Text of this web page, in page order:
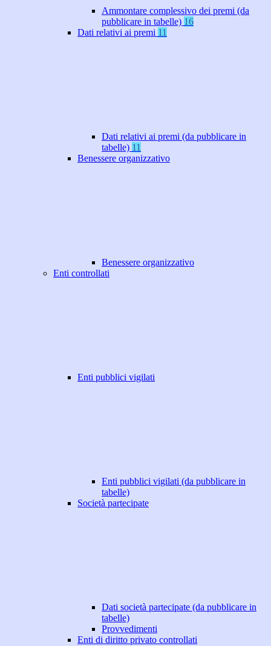
Ammontare complessivo dei premi (da
pubblicare in tabelle) 16
Dati relativi ai premi 11
Dati relativi ai premi (da pubblicare in
tabelle) 11
Benessere organizzativo
Benessere organizzativo
Enti controllati
Enti pubblici vigilati
Enti pubblici vigilati (da pubblicare in
tabelle)
Società partecipate
Dati società partecipate (da pubblicare in
tabelle)
Provvedimenti
Enti di diritto privato controllati